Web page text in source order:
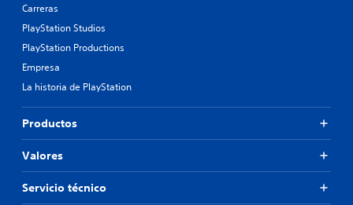
Carreras
PlayStation Studios
PlayStation Productions
Empresa
La historia de PlayStation
Productos
Valores
Servicio técnico